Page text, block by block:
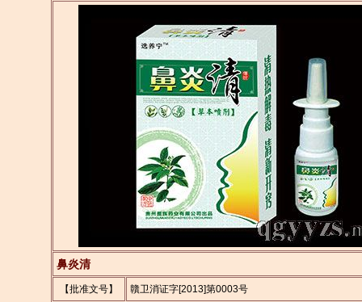
鼻炎清
【批准文号】 贛卫消证字[2013]第0003号